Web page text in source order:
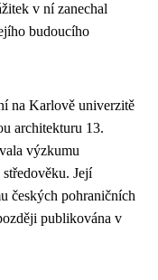
v ní zanechal
budoucího
na Karlově univerzitě
architekturu 13.
výzkumu
Její
českých pohraničních
publikována v